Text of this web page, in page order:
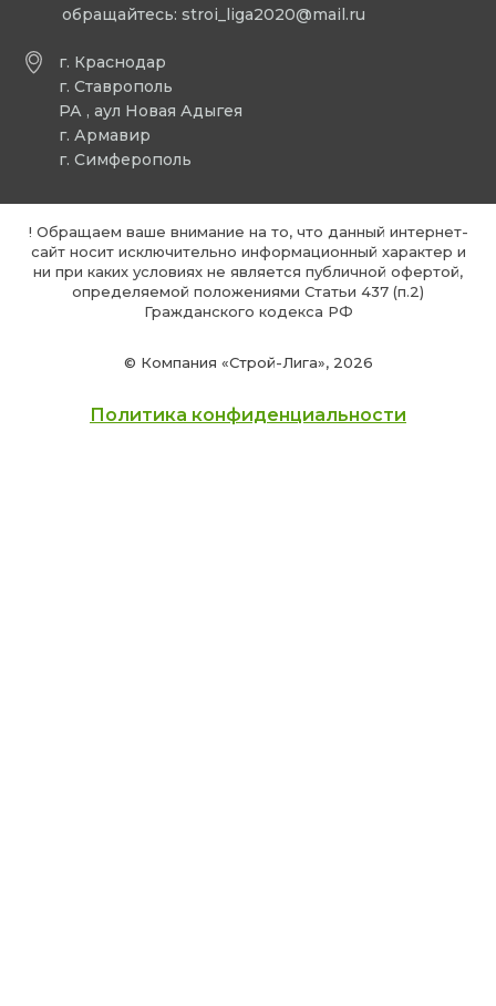
г. Краснодар
г. Ставрополь
РА , аул Новая Адыгея
г. Армавир
г. Симферополь
обращайтесь: stroi_liga2020@mail.ru
© Компания «Строй-Лига», 2026
! Обращаем ваше внимание на то, что данный интернет-
сайт носит исключительно информационный характер и
ни при каких условиях не является публичной офертой,
определяемой положениями Статьи 437 (п.2)
Гражданского кодекса РФ
Политика конфиденциальности